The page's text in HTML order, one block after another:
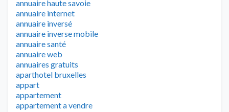
annuaire haute savoie
annuaire internet
annuaire inversé
annuaire inverse mobile
annuaire santé
annuaire web
annuaires gratuits
aparthotel bruxelles
appart
appartement
appartement a vendre